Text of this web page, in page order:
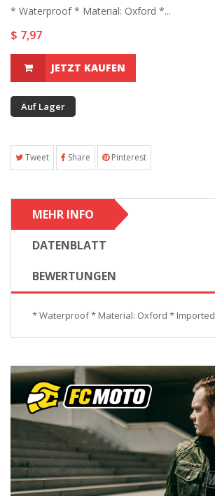
* Waterproof * Material: Oxford *...
$ 7,97
JETZT KAUFEN
Auf Lager
Tweet Share Pinterest
MEHR INFO
DATENBLATT
BEWERTUNGEN
* Waterproof * Material: Oxford * Imported